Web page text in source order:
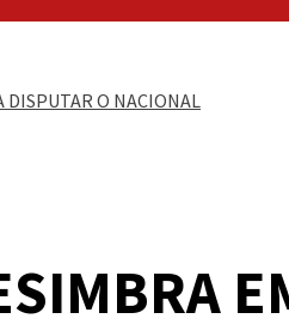
DISPUTAR O NACIONAL